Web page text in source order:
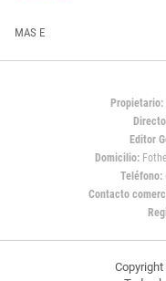
MAS E
Propietario:
Editor
Domicilio:
Teléfono:
Contacto
Copyright